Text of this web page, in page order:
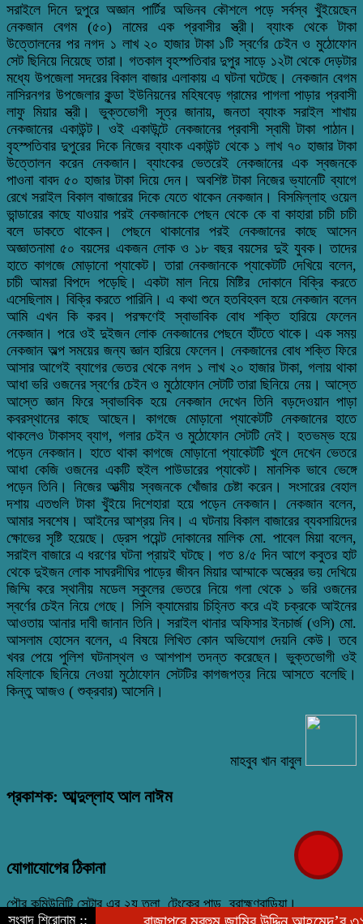
সংবাদ শিরোনাম ::
সরাইলে দিনে দুপুরে অজ্ঞান পার্টির অভিনব কৌশলে পড়ে সর্বস্ব খুঁইয়েছেন
নেকজান বেগম (৫০) নামের এক প্রবাসীর স্ত্রী। ব্যাংক থেকে টাকা
উত্তোলনের পর নগদ ১ লাখ ২০ হাজার টাকা ১টি স্বর্ণের চেইন ও মুঠোফোন
সেট ছিনিয়ে নিয়েছে তারা। গতকাল বৃহস্পতিবার দুপুর সাড়ে ১২টা থেকে দেড়টার
মধ্যে উপজেলা সদরের বিকাল বাজার এলাকায় এ ঘটনা ঘটেছে। নেকজান বেগম
নাসিরনগর উপজেলার কুন্ডা ইউনিয়নের মহিষবেড় গ্রামের পাগলা পাড়ার প্রবাসী
লাফু মিয়ার স্ত্রী। ভুক্তভোগী সূত্র জানায়, জনতা ব্যাংক সরাইল শাখায়
নেকজানের একাউন্ট। ওই একাউন্টে নেকজানের প্রবাসী স্বামী টাকা পাঠান।
বৃহস্পতিবার দুপুরের দিকে নিজের ব্যাংক একাউন্ট থেকে ১ লাখ ৭০ হাজার টাকা
উত্তোলন করেন নেকজান। ব্যাংকের ভেতরেই নেকজানের এক স্বজনকে
পাওনা বাবদ ৫০ হাজার টাকা দিয়ে দেন। অবশিষ্ট টাকা নিজের ভ্যানেটি ব্যাগে
রেখে সরাইল বিকাল বাজারের দিকে যেতে থাকেন নেকজান। বিসমিল্লাহ ওয়েল
ভান্ডারের কাছে যাওয়ার পরই নেকজানকে পেছন থেকে কে বা কাহারা চাচী চাচী
বলে ডাকতে থাকেন। পেছনে থাকানোর পরই নেকজানের কাছে আসেন
অজ্ঞাতনামা ৫০ বয়সের একজন লোক ও ১৮ বছর বয়সের দুই যুবক। তাদের
হাতে কাগজে মোড়ানো প্যাকেট। তারা নেকজানকে প্যাকেটটি দেখিয়ে বলেন,
চাচী আমরা বিপদে পড়েছি। একটা মাল নিয়ে মিষ্টির দোকানে বিক্রি করতে
এসেছিলাম। বিক্রি করতে পারিনি। এ কথা শুনে হতবিহবল হয়ে নেকজান বলেন
আমি এখন কি করব। পরক্ষণেই স্বাভাবিক বোধ শক্তি হারিয়ে ফেলেন
নেকজান। পরে ওই দুইজন লোক নেকজানের পেছনে হাঁটতে থাকে। এক সময়
নেকজান অল্প সময়ের জন্য জ্ঞান হারিয়ে ফেলেন। নেকজানের বোধ শক্তি ফিরে
আসার আগেই ব্যাগের ভেতর থেকে নগদ ১ লাখ ২০ হাজার টাকা, গলায় থাকা
আধা ভরি ওজনের স্বর্ণের চেইন ও মুঠোফোন সেটটি তারা ছিনিয়ে নেয়। আস্তে
আস্তে জ্ঞান ফিরে স্বাভাবিক হয়ে নেকজান দেখেন তিনি বড়দেওয়ান পাড়া
কবরস্থানের কাছে আছেন। কাগজে মোড়ানো প্যাকেটটি নেকজানের হাতে
থাকলেও টাকাসহ ব্যাগ, গলার চেইন ও মুঠোফোন সেটটি নেই। হতভম্ভ হয়ে
পড়েন নেকজান। হাতে থাকা কাগজে মোড়ানো প্যাকেটটি খুলে দেখেন ভেতরে
আধা কেজি ওজনের একটি হুইল পাউডারের প্যাকেট। মানসিক ভাবে ভেঙ্গে
পড়েন তিনি। নিজের আত্মীয় স্বজনকে খোঁজার চেষ্টা করেন। সংসারের বেহাল
দশায় এতগুলি টাকা খুঁইয়ে দিশেহারা হয়ে পড়েন নেকজান। নেকজান বলেন,
আমার সবশেষ। আইনের আশ্রয় নিব। এ ঘটনায় বিকাল বাজারের ব্যবসায়িদের
ক্ষোভের সৃষ্টি হয়েছে। ড্রেস পয়েন্ট দোকানের মালিক মো. পাবেল মিয়া বলেন,
সরাইল বাজারে এ ধরণের ঘটনা প্রায়ই ঘটছে। গত ৪/৫ দিন আগে কবুতর হাট
থেকে দুইজন লোক সাঘরদীঘির পাড়ের জীবন মিয়ার আম্মাকে অস্ত্রের ভয় দেখিয়ে
জিম্মি করে স্থানীয় মডেল স্কুলের ভেতরে নিয়ে গলা থেকে ১ ভরি ওজনের
স্বর্ণের চেইন নিয়ে গেছে। সিসি ক্যামেরায় চিহ্নিত করে এই চক্রকে আইনের
আওতায় আনার দাবী জানান তিনি। সরাইল থানার অফিসার ইনচার্জ (ওসি) মো.
আসলাম হোসেন বলেন, এ বিষয়ে লিখিত কোন অভিযোগ দেয়নি কেউ। তবে
খবর পেয়ে পুলিশ ঘটনাস্থল ও আশপাশ তদন্ত করেছেন। ভুক্তভোগী ওই
মহিলাকে ছিনিয়ে নেওয়া মুঠোফোন সেটটির কাগজপত্র নিয়ে আসতে বলেছি।
কিন্তু আজও ( শুক্রবার) আসেনি।
মাহবুব খান বাবুল
প্রকাশক: আব্দুল্লাহ আল নাঈম
যোগাযোগের ঠিকানা
পৌর কমিউনিটি সেন্টার এর ২য় তলা, টেংকের পাড়, ব্রাহ্মণবাড়িয়া।
০১৯১০-০৩০১০১, ০১৯৭৬-৭৮৯৯৮২ nayeem.9982@gmail.com